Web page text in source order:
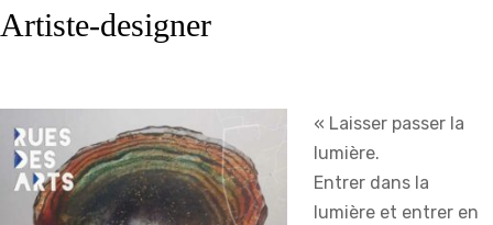
Artiste-designer
« Laisser passer la
lumière.
Entrer dans la
lumière et entrer en